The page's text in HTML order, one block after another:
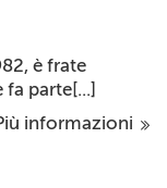
è frate
parte[...]
informazioni